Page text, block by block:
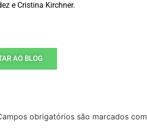
e Cristina Kirchner.
AO BLOG
obrigatórios são marcados com